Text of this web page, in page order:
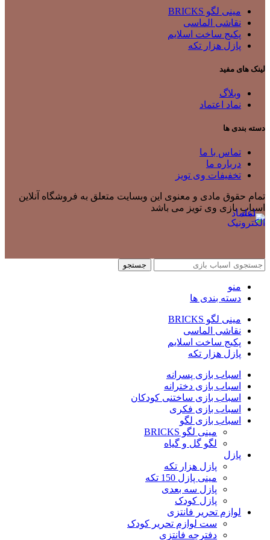
مینی لگو BRICKS
نقاشی الماسی
پکیج ساخت اسلایم
پازل هزار تکه
لینک های مفید
وبلاگ
نماد اعتماد
دسته بندی ها
تماس با ما
درباره ما
تخفیفات وی تویز
تمام حقوق مادی و معنوی این وبسایت متعلق به فروشگاه آنلاین
اسباب بازی وی تویز می باشد
جستجو
منو
دسته بندی ها
مینی لگو BRICKS
نقاشی الماسی
پکیج ساخت اسلایم
پازل هزار تکه
اسباب بازی پسرانه
اسباب بازی دخترانه
اسباب بازی ساختنی کودکان
اسباب بازی فکری
اسباب بازی لگو
مینی لگو BRICKS
لگو گل و گیاه
پازل
پازل هزار تکه
مینی پازل 150 تکه
پازل سه بعدی
پازل کودک
لوازم تحریر فانتزی
ست لوازم تحریر کودک
دفترچه فانتزی